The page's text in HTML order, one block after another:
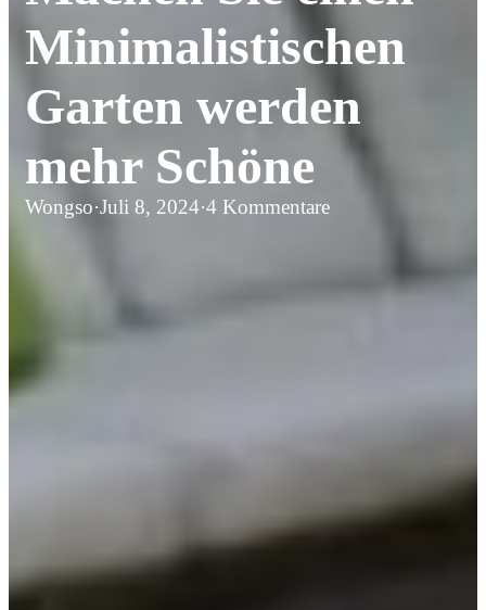
Minimalistischen
Garten werden
mehr Schöne
Wongso·Juli 8, 2024·4 Kommentare